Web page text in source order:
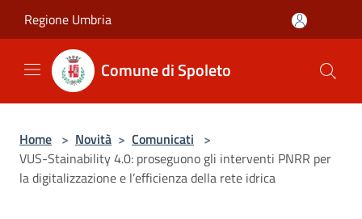
Regione Umbria
Comune di Spoleto
Home > Novità > Comunicati >
VUS-Stainability 4.0: proseguono gli interventi PNRR per
la digitalizzazione e l’efficienza della rete idrica